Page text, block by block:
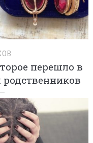
перешло в